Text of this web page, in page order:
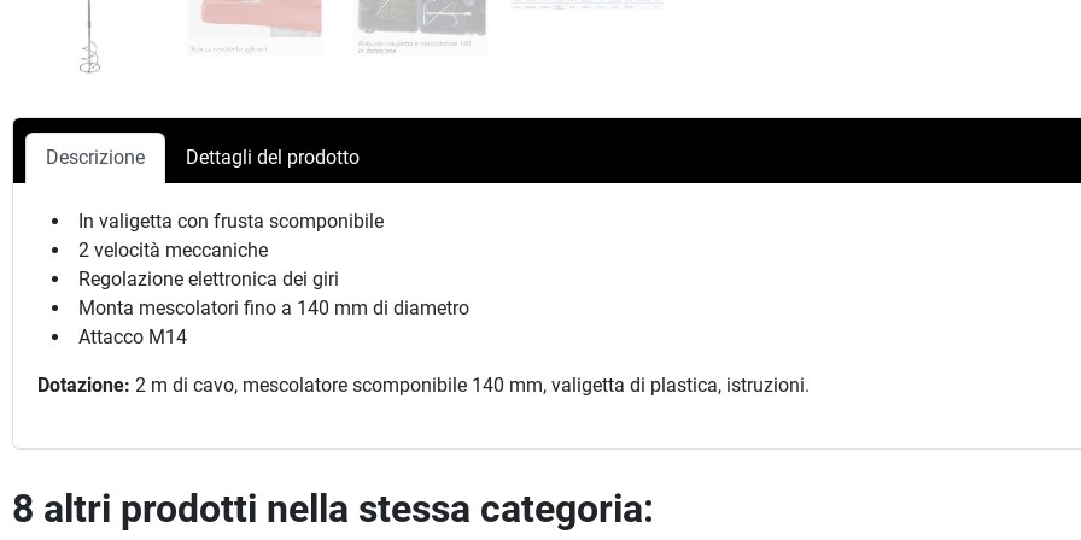
Descrizione Dettagli del prodotto
In valigetta con frusta scomponibile
2 velocità meccaniche
Regolazione elettronica dei giri
Monta mescolatori fino a 140 mm di diametro
Attacco M14
Dotazione: 2 m di cavo, mescolatore scomponibile 140 mm, valigetta di plastica, istruzioni.
8 altri prodotti nella stessa categoria: